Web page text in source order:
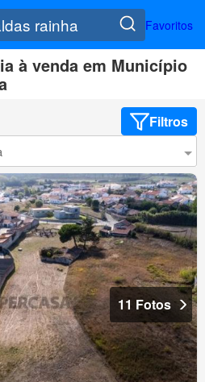
Favoritos
à venda em Município
Filtros
11 Fotos